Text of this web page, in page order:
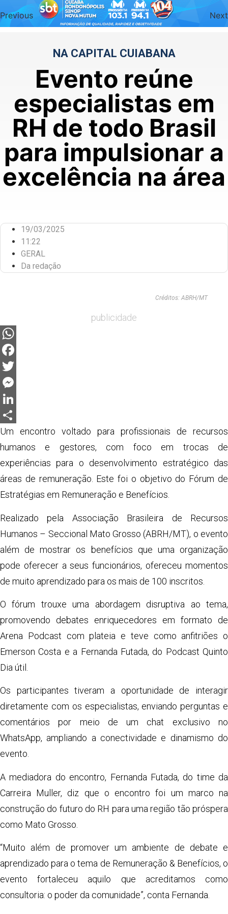
Previous Next
NA CAPITAL CUIABANA
Evento reúne
especialistas em
RH de todo Brasil
para impulsionar a
excelência na área
19/03/2025
11:22
GERAL
Da redação
Créditos: ABRH/MT
publicidade
WhatsApp
Facebook
Twitter
Messenger
LinkedIn
Share
Um encontro voltado para profissionais de recursos
humanos e gestores, com foco em trocas de
experiências para o desenvolvimento estratégico das
áreas de remuneração. Este foi o objetivo do Fórum de
Estratégias em Remuneração e Benefícios.
Realizado pela Associação Brasileira de Recursos
Humanos – Seccional Mato Grosso (ABRH/MT), o evento
além de mostrar os benefícios que uma organização
pode oferecer a seus funcionários, ofereceu momentos
de muito aprendizado para os mais de 100 inscritos.
O fórum trouxe uma abordagem disruptiva ao tema,
promovendo debates enriquecedores em formato de
Arena Podcast com plateia e teve como anfitriões o
Emerson Costa e a Fernanda Futada, do Podcast Quinto
Dia útil.
Os participantes tiveram a oportunidade de interagir
diretamente com os especialistas, enviando perguntas e
comentários por meio de um chat exclusivo no
WhatsApp, ampliando a conectividade e dinamismo do
evento.
A mediadora do encontro, Fernanda Futada, do time da
Carreira Muller, diz que o encontro foi um marco na
construção do futuro do RH para uma região tão próspera
como Mato Grosso.
“Muito além de promover um ambiente de debate e
aprendizado para o tema de Remuneração & Benefícios, o
evento fortaleceu aquilo que acreditamos como
consultoria: o poder da comunidade”, conta Fernanda.